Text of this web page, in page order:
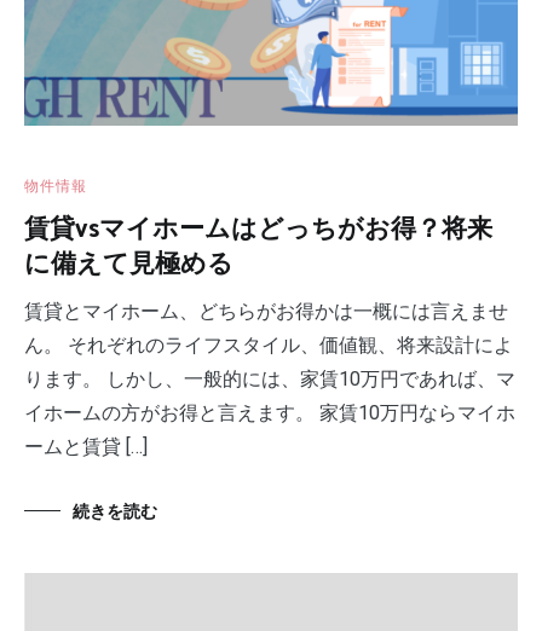
物件情報
賃貸vsマイホームはどっちがお得？将来
に備えて見極める
賃貸とマイホーム、どちらがお得かは一概には言えませ
ん。 それぞれのライフスタイル、価値観、将来設計によ
ります。 しかし、一般的には、家賃10万円であれば、マ
イホームの方がお得と言えます。 家賃10万円ならマイホ
ームと賃貸 […]
続きを読む